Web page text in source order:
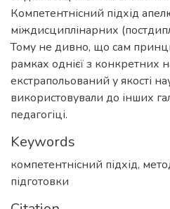
Компетентнісний підхід
міждисциплінарних
Тому не дивно, що сам
рамках однієї з конкретних
екстрапольований у якості
використовували до інших
педагогіці.
Keywords
компетентнісний підхід,
підготовки